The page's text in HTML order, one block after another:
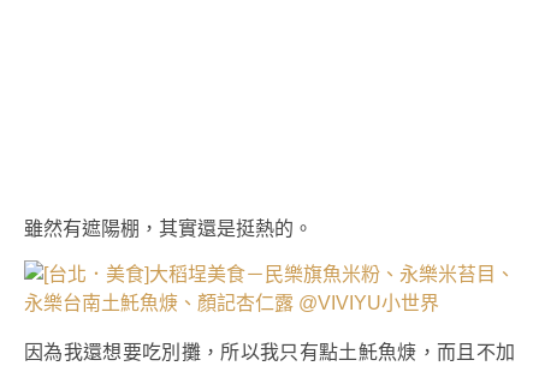
雖然有遮陽棚，其實還是挺熱的。
因為我還想要吃別攤，所以我只有點土魠魚焿，而且不加